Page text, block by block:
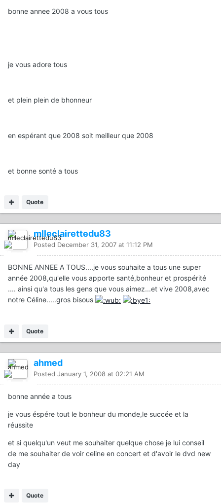
bonne annee 2008 a vous tous
je vous adore tous
et plein plein de bhonneur
en espérant que 2008 soit meilleur que 2008
et bonne sonté a tous
Quote
mlleclairettedu83
Posted December 31, 2007 at 11:12 PM
BONNE ANNEE A TOUS....je vous souhaite a tous une super
année 2008,qu'elle vous apporte santé,bonheur et prospérité
.... ainsi qu'a tous les gens que vous aimez...et vive 2008,avec
notre Céline.....gros bisous
Quote
ahmed
Posted January 1, 2008 at 02:21 AM
bonne année a tous
je vous éspére tout le bonheur du monde,le succée et la
réussite
et si quelqu'un veut me souhaiter quelque chose je lui conseil
de me souhaiter de voir celine en concert et d'avoir le dvd new
day
Quote